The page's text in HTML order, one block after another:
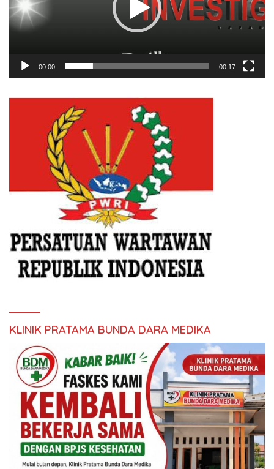
00:00 00:17
KLINIK PRATAMA BUNDA DARA MEDIKA